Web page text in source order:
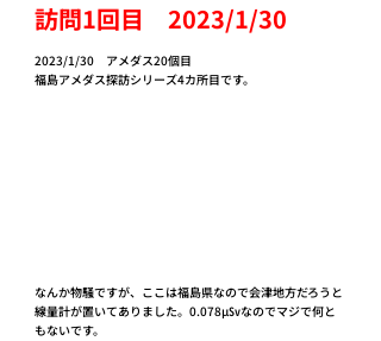
訪問1回目　2023/1/30
2023/1/30　アメダス20個目
福島アメダス探訪シリーズ4カ所目です。
なんか物騒ですが、ここは福島県なので会津地方だろうと
線量計が置いてありました。0.078μ㏜なのでマジで何と
もないです。